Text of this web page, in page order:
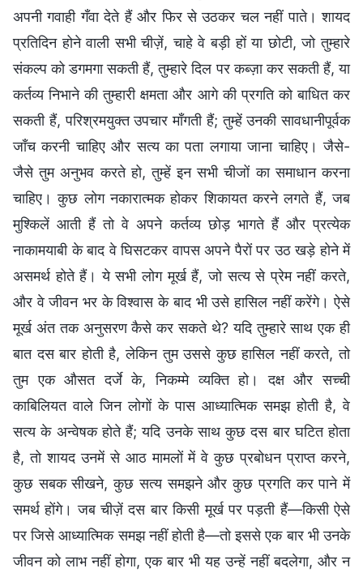
अपनी गवाही गँवा देते हैं और फिर से उठकर चल नहीं पाते। शायद
प्रतिदिन होने वाली सभी चीज़ें, चाहे वे बड़ी हों या छोटी, जो तुम्हारे
संकल्प को डगमगा सकती हैं, तुम्हारे दिल पर कब्ज़ा कर सकती हैं, या
कर्तव्य निभाने की तुम्हारी क्षमता और आगे की प्रगति को बाधित कर
सकती हैं, परिश्रमयुक्त उपचार माँगती हैं; तुम्हें उनकी सावधानीपूर्वक
जाँच करनी चाहिए और सत्य का पता लगाया जाना चाहिए। जैसे-
जैसे तुम अनुभव करते हो, तुम्हें इन सभी चीजों का समाधान करना
चाहिए। कुछ लोग नकारात्मक होकर शिकायत करने लगते हैं, जब
मुश्किलें आती हैं तो वे अपने कर्तव्य छोड़ भागते हैं और प्रत्येक
नाकामयाबी के बाद वे घिसटकर वापस अपने पैरों पर उठ खड़े होने में
असमर्थ होते हैं। ये सभी लोग मूर्ख हैं, जो सत्य से प्रेम नहीं करते,
और वे जीवन भर के विश्वास के बाद भी उसे हासिल नहीं करेंगे। ऐसे
मूर्ख अंत तक अनुसरण कैसे कर सकते थे? यदि तुम्हारे साथ एक ही
बात दस बार होती है, लेकिन तुम उससे कुछ हासिल नहीं करते, तो
तुम एक औसत दर्जे के, निकम्मे व्यक्ति हो। दक्ष और सच्ची
काबिलियत वाले जिन लोगों के पास आध्यात्मिक समझ होती है, वे
सत्य के अन्वेषक होते हैं; यदि उनके साथ कुछ दस बार घटित होता
है, तो शायद उनमें से आठ मामलों में वे कुछ प्रबोधन प्राप्त करने,
कुछ सबक सीखने, कुछ सत्य समझने और कुछ प्रगति कर पाने में
समर्थ होंगे। जब चीज़ें दस बार किसी मूर्ख पर पड़ती हैं—किसी ऐसे
पर जिसे आध्यात्मिक समझ नहीं होती है—तो इससे एक बार भी उनके
जीवन को लाभ नहीं होगा, एक बार भी यह उन्हें नहीं बदलेगा, और न